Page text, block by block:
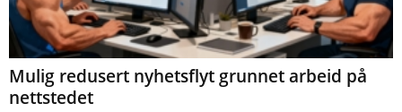
Mulig redusert nyhetsflyt grunnet arbeid på
nettstedet